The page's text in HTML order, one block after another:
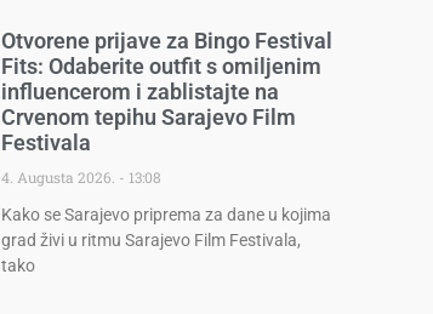
Otvorene prijave za Bingo Festival
Fits: Odaberite outfit s omiljenim
influencerom i zablistajte na
Crvenom tepihu Sarajevo Film
Festivala
4. Augusta 2026.
13:08
Kako se Sarajevo priprema za dane u kojima
grad živi u ritmu Sarajevo Film Festivala,
tako